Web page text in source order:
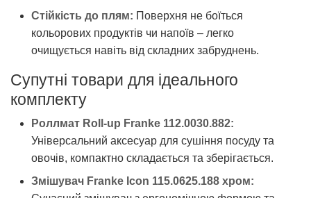
Стійкість до плям: Поверхня не боїться
кольорових продуктів чи напоїв – легко
очищується навіть від складних забруднень.
Супутні товари для ідеального
комплекту
Роллмат Roll-up Franke 112.0030.882:
Універсальний аксесуар для сушіння посуду та
овочів, компактно складається та зберігається.
Змішувач Franke Icon 115.0625.188 хром: